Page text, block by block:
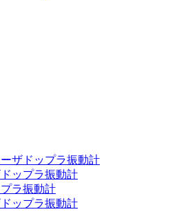
ザドップラ振動計
ップラ振動計
ラ振動計
ップラ振動計